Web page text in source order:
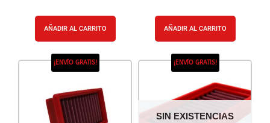
AÑADIR AL CARRITO AÑADIR AL CARRITO
¡ENVÍO GRATIS!
SIN EXISTENCIAS
¡ENVÍO GRATIS!